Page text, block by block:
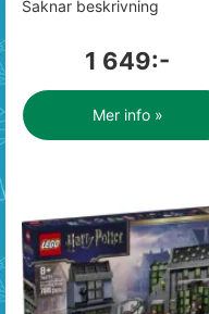
Saknar beskrivning
1 649:-
Mer info »